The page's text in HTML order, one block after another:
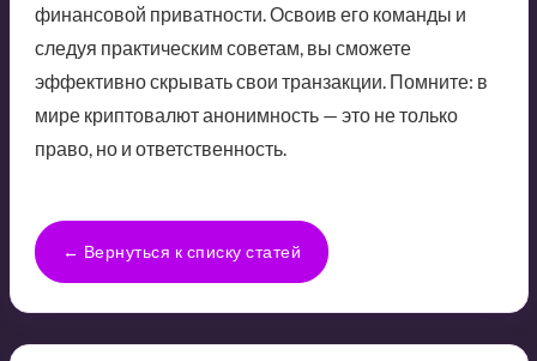
финансовой приватности. Освоив его команды и
следуя практическим советам, вы сможете
эффективно скрывать свои транзакции. Помните: в
мире криптовалют анонимность — это не только
право, но и ответственность.
← Вернуться к списку статей